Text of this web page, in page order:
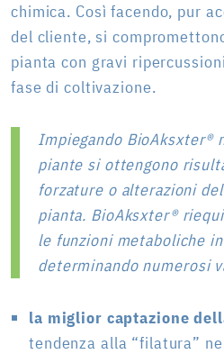
chimica. Così facendo, pur
del cliente, si
pianta con gravi
fase di coltivazione.
Impiegando BioAksxter®
piante si ottengono
forzature o alterazioni
pianta. BioAksxter®
le funzioni metaboliche
determinando numerosi
la miglior captazione
tendenza alla “filatura”